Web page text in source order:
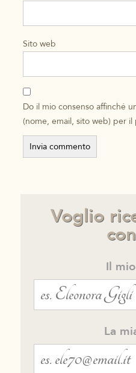
Sito web
Do il mio consenso affinché
(nome, email, sito web) per
Voglio
Il
La